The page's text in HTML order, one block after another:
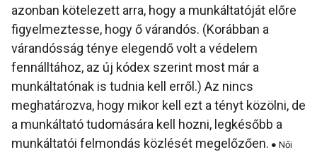
azonban kötelezett arra, hogy a munkáltatóját előre
figyelmeztesse, hogy ő várandós. (Korábban a
várandósság ténye elegendő volt a védelem
fennálltához, az új kódex szerint most már a
munkáltatónak is tudnia kell erről.) Az nincs
meghatározva, hogy mikor kell ezt a tényt közölni, de
a munkáltató tudomására kell hozni, legkésőbb a
munkáltatói felmondás közlését megelőzően. ● Női